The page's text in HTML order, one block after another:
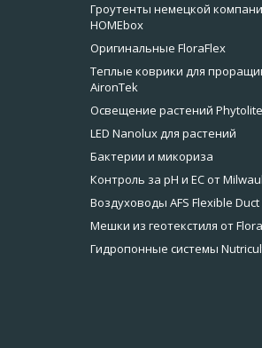
Гроутенты немецкой
HOMEbox
Оригинальные FloraFlex
Теплые коврики для
AironTek
Освещение растений Phytolite
LED Nanolux для растений
Бактерии и микориза
Контроль за pH и EC от
Воздуховоды AFS Flexible Duct
Мешки из геотекстиля от
Гидропонные системы